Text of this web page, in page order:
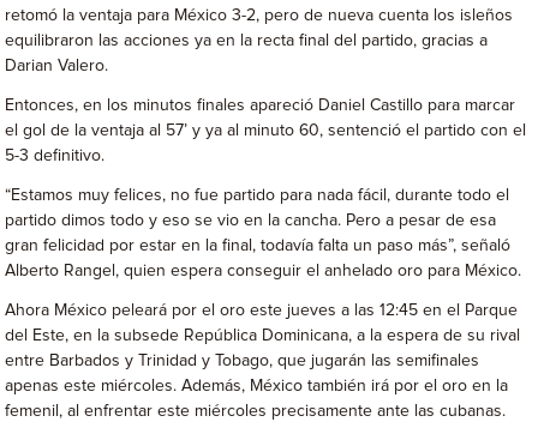
retomó la ventaja para México 3-2, pero de nueva cuenta los isleños
equilibraron las acciones ya en la recta final del partido, gracias a
Darian Valero.
Entonces, en los minutos finales apareció Daniel Castillo para marcar
el gol de la ventaja al 57’ y ya al minuto 60, sentenció el partido con el
5-3 definitivo.
“Estamos muy felices, no fue partido para nada fácil, durante todo el
partido dimos todo y eso se vio en la cancha. Pero a pesar de esa
gran felicidad por estar en la final, todavía falta un paso más”, señaló
Alberto Rangel, quien espera conseguir el anhelado oro para México.
Ahora México peleará por el oro este jueves a las 12:45 en el Parque
del Este, en la subsede República Dominicana, a la espera de su rival
entre Barbados y Trinidad y Tobago, que jugarán las semifinales
apenas este miércoles. Además, México también irá por el oro en la
femenil, al enfrentar este miércoles precisamente ante las cubanas.